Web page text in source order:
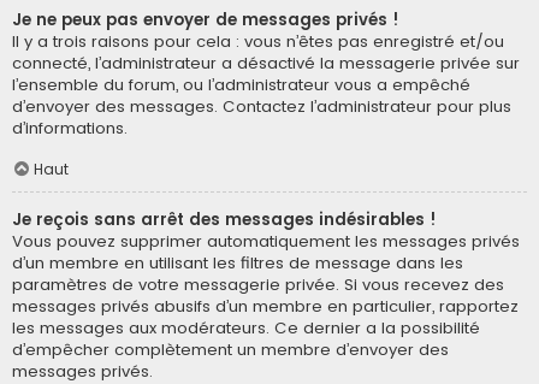
Je ne peux pas envoyer de messages privés !
Il y a trois raisons pour cela : vous n’êtes pas enregistré et/ou
connecté, l’administrateur a désactivé la messagerie privée sur
l’ensemble du forum, ou l’administrateur vous a empêché
d’envoyer des messages. Contactez l’administrateur pour plus
d’informations.
Haut
Je reçois sans arrêt des messages indésirables !
Vous pouvez supprimer automatiquement les messages privés
d’un membre en utilisant les filtres de message dans les
paramètres de votre messagerie privée. Si vous recevez des
messages privés abusifs d’un membre en particulier, rapportez
les messages aux modérateurs. Ce dernier a la possibilité
d’empêcher complètement un membre d’envoyer des
messages privés.